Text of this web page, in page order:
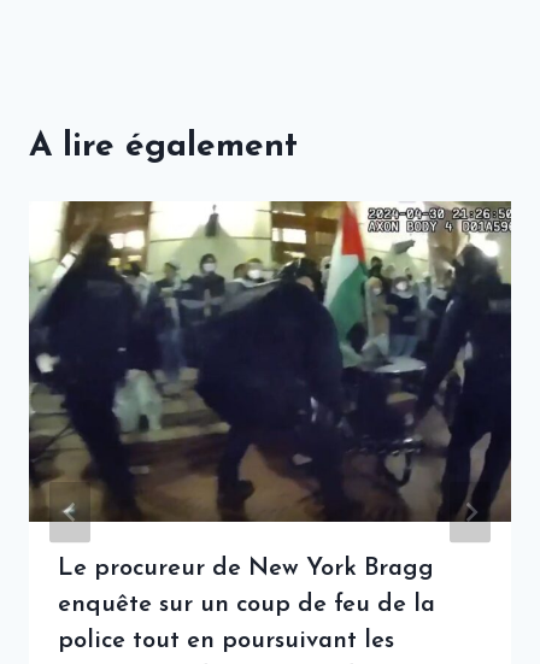
A lire également
Le procureur de New York Bragg
enquête sur un coup de feu de la
police tout en poursuivant les